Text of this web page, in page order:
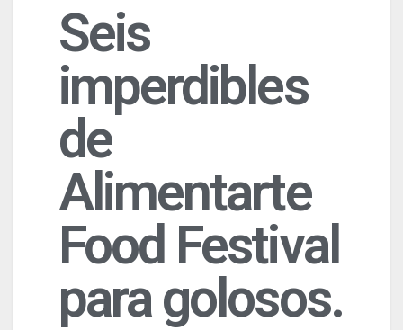
Seis
imperdibles
de
Alimentarte
Food Festival
para golosos.